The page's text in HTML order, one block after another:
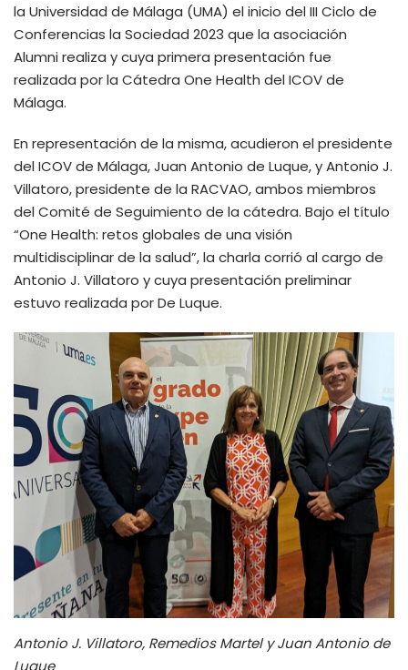
la Universidad de Málaga (UMA) el inicio del III Ciclo de
Conferencias la Sociedad 2023 que la asociación
Alumni realiza y cuya primera presentación fue
realizada por la Cátedra One Health del ICOV de
Málaga.
En representación de la misma, acudieron el presidente
del ICOV de Málaga, Juan Antonio de Luque, y Antonio J.
Villatoro, presidente de la RACVAO, ambos miembros
del Comité de Seguimiento de la cátedra. Bajo el título
“One Health: retos globales de una visión
multidisciplinar de la salud”, la charla corrió al cargo de
Antonio J. Villatoro y cuya presentación preliminar
estuvo realizada por De Luque.
Antonio J. Villatoro, Remedios Martel y Juan Antonio de
Luque